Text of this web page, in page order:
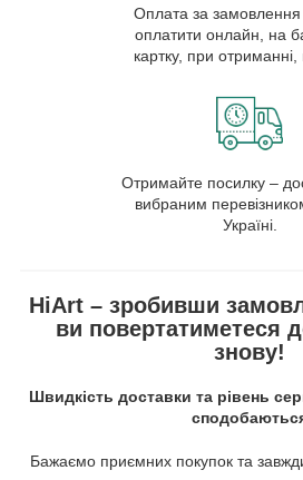
Оплата за
оплатити онлайн, на
картку, при отриманні,
Отримайте посилку –
вибраним
Україні.
HiArt – зробивши
ви повертатиметеся
знову!
Швидкість доставки та рівень
Бажаємо приємних покупок та